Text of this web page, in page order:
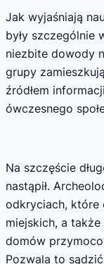
Jak wyjaśniają
były szczególnie
niezbite dowody
grupy
źródłem
ówczesnego
Na szczęście
nastąpił.
odkryciach, które
miejskich, a
domów
Pozwala to